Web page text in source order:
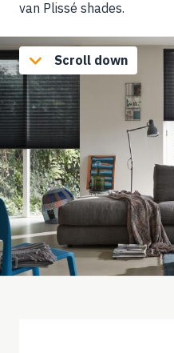
van Plissé shades.
Scroll down